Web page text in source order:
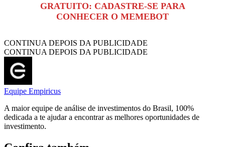
GRATUITO: CADASTRE-SE PARA
CONHECER O MEMEBOT
CONTINUA DEPOIS DA PUBLICIDADE
CONTINUA DEPOIS DA PUBLICIDADE
Equipe Empiricus
A maior equipe de análise de investimentos do Brasil, 100%
dedicada a te ajudar a encontrar as melhores oportunidades de
investimento.